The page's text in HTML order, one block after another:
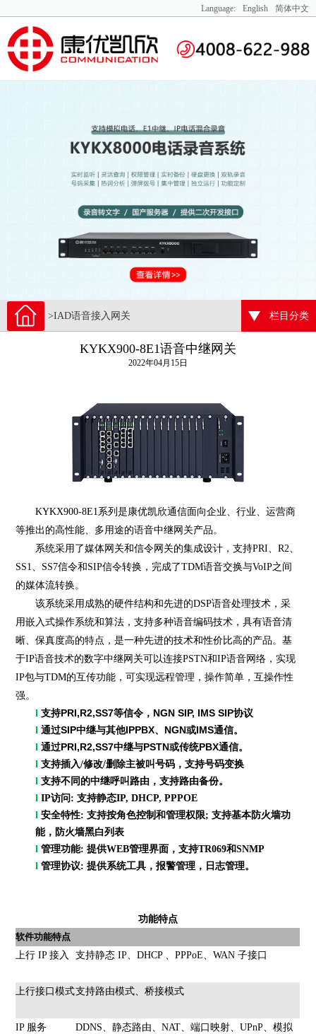
Language: English 简体中文
>IAD语音接入网关 栏目分类
KYKX900-8E1语音中继网关
2022年04月15日
KYKX900-8E1系列是康优凯欣通信面向企业、行业、运营商
等推出的高性能、多用途的语音中继网关产品。
系统采用了媒体网关和信令网关的集成设计，支持PRI、R2、
SS1、SS7信令和SIP信令转换，完成了TDM语音交换与VoIP之间
的媒体流转换。
该系统采用成熟的硬件结构和先进的DSP语音处理技术，采
用嵌入式操作系统和算法，支持多种语音编码技术，具有语音清
晰、保真度高的特点，是一种先进的技术和性价比高的产品。基
于IP语音技术的数字中继网关可以连接PSTN和IP语音网络，实现
IP包与TDM的互传功能，可实现远程管理，操作简单，互操作性
强。
l支持PRI,R2,SS7等信令 ， NGN SIP, IMS SIP协议
l通过SIP中继与其他IPPBX、 NGN或IMS通信。
l通过PRI,R2,SS7中继与PSTN或传统PBX通信。
l支持插入/修改/删除主被叫号码 ，支持号码变换
l支持不同的中继呼叫路由，支持路由备份。
lIP访问 :支持静态IP, DHCP, PPPOE
l安全特性:支持按角色控制和管理权限;支持基本防火墙功
能，防火墙黑白列表
l管理功能:提供WEB管理界面，支持TR069和SNMP
l管理协议:提供系统工具，报警管理，日志管理。
功能特点
软件功能特点
上行 IP 接入
支持静态 IP、DHCP 、PPPoE、WAN 子接口
上行接口模式支持路由模式、桥接模式
IP 服务
DDNS、静态路由、NAT、端口映射、UPnP、模拟